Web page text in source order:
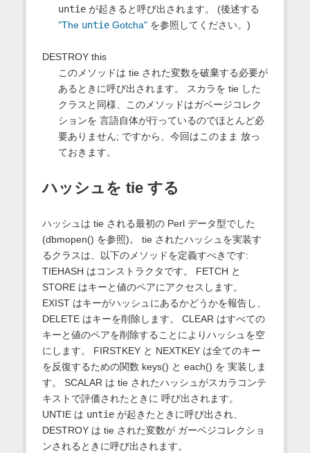
untieが起きると呼び出されます。 (後述する
"The untieGotcha"を参照してください。)
DESTROY this
このメソッドは tie された変数を破棄する必要が
あるときに呼び出されます。 スカラを tie した
クラスと同様、このメソッドはガベージコレク
ションを 言語自体が行っているのでほとんど必
要ありません; ですから、今回はこのまま 放っ
ておきます。
ハッシュを tie する
ハッシュは tie される最初の Perl データ型でした
(dbmopen() を参照)。 tie されたハッシュを実装す
るクラスは、以下のメソッドを定義すべきです:
TIEHASH はコンストラクタです。 FETCH と
STORE はキーと値のペアにアクセスします。
EXIST はキーがハッシュにあるかどうかを報告し、
DELETE はキーを削除します。 CLEAR はすべての
キーと値のペアを削除することによりハッシュを空
にします。 FIRSTKEY と NEXTKEY は全てのキー
を反復するための関数 keys() と each() を 実装しま
す。 SCALAR は tie されたハッシュがスカラコンテ
キストで評価されたときに 呼び出されます。
UNTIE は untieが起きたときに呼び出され、
DESTROY は tie された変数が ガーベジコレクショ
ンされるときに呼び出されます。